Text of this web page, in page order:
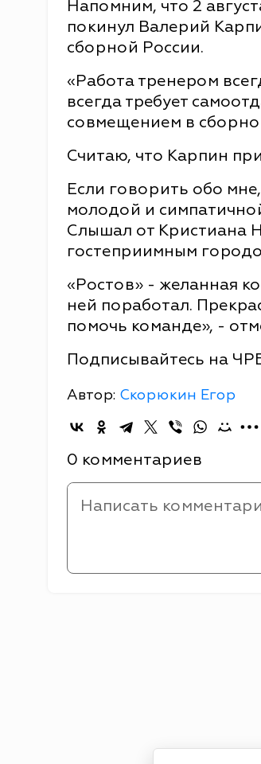
Напомним, что 2
покинул Валерий
сборной России.
«Работа тренером
всегда требует
совмещением в
Считаю, что Карпин
Если говорить обо
молодой и
Слышал от Кристиана
гостеприимным
«Ростов» - желанная
ней поработал.
помочь команде», -
Подписывайтесь на
Автор: Скорюкин Егор
0 комментариев